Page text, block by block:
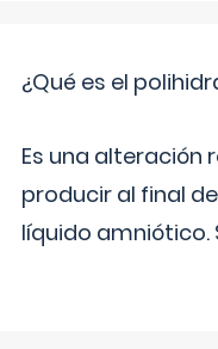
¿Qué es el
Es una alteración
producir al final
líquido